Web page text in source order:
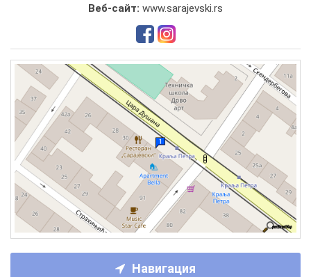
Веб-сайт: www.sarajevski.rs
Навигация